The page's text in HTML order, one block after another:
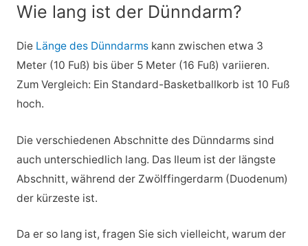
Wie lang ist der Dünndarm?
Die Länge des Dünndarmskann zwischen etwa 3
Meter (10 Fuß) bis über 5 Meter (16 Fuß) variieren.
Zum Vergleich: Ein Standard-Basketballkorb ist 10 Fuß
hoch.
Die verschiedenen Abschnitte des Dünndarms sind
auch unterschiedlich lang. Das Ileum ist der längste
Abschnitt, während der Zwölffingerdarm (Duodenum)
der kürzeste ist.
Da er so lang ist, fragen Sie sich vielleicht, warum der